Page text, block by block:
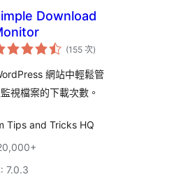
Download
(155 次評
分
數
)
網站中輕鬆管
視檔案的下載次數。
Tips and Tricks HQ
7.0.3